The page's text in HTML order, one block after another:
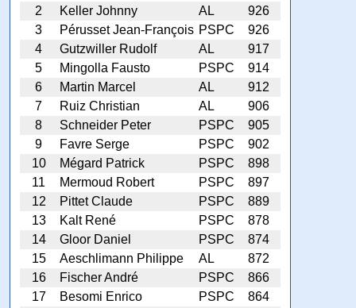
2
Keller Johnny AL
926
3
Pérusset Jean-François PSPC
926
4
Gutzwiller Rudolf AL
917
5
Mingolla Fausto PSPC
914
6
Martin Marcel AL
912
7
Ruiz Christian AL
906
8
Schneider Peter PSPC
905
9
Favre Serge PSPC
902
10
Mégard Patrick PSPC
898
11
Mermoud Robert PSPC
897
12
Pittet Claude PSPC
889
13
Kalt René PSPC
878
14
Gloor Daniel PSPC
874
15
Aeschlimann Philippe AL
872
16
Fischer André PSPC
866
17
Besomi Enrico PSPC
864